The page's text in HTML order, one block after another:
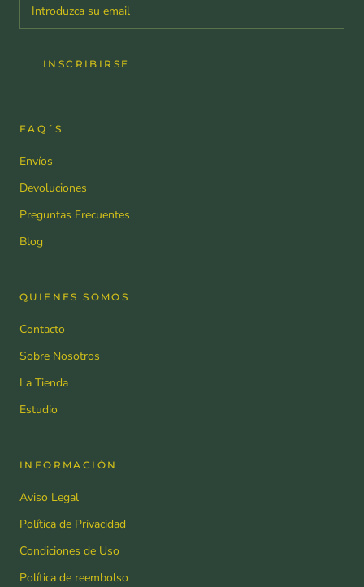
INSCRIBIRSE
FAQ´S
Envíos
Devoluciones
Preguntas Frecuentes
Blog
QUIENES SOMOS
Contacto
Sobre Nosotros
La Tienda
Estudio
INFORMACIÓN
Aviso Legal
Política de Privacidad
Condiciones de Uso
Política de reembolso